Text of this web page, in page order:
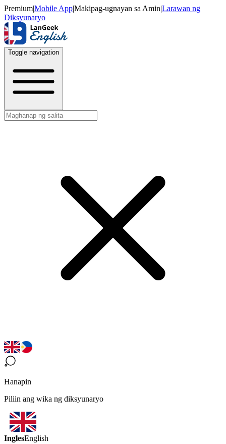
Premium|Mobile App|Makipag-ugnayan sa Amin|Larawan ng
Diksyunaryo
Toggle navigation
Hanapin
Piliin ang wika ng diksyunaryo
InglesEnglish